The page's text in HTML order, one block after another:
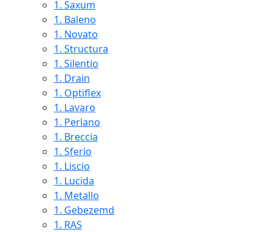
1. Saxum
1. Baleno
1. Novato
1. Structura
1. Silentio
1. Drain
1. Optiflex
1. Lavaro
1. Perlano
1. Breccia
1. Sferio
1. Liscio
1. Lucida
1. Metallo
1. Gebezemd
1. RAS